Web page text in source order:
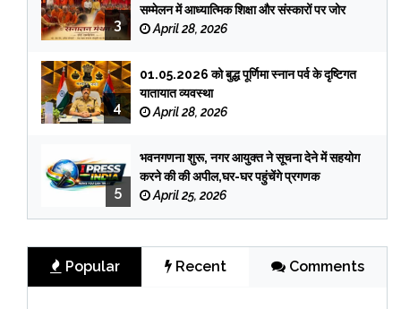
3
सम्मेलन में आध्यात्मिक शिक्षा और संस्कारों पर जोर
April 28, 2026
4
01.05.2026 को बुद्ध पूर्णिमा स्नान पर्व के दृष्टिगत
यातायात व्यवस्था
April 28, 2026
5
भवनगणना शुरू, नगर आयुक्त ने सूचना देने में सहयोग
करने की की अपील,घर-घर पहुंचेंगे प्रगणक
April 25, 2026
Popular Recent Comments